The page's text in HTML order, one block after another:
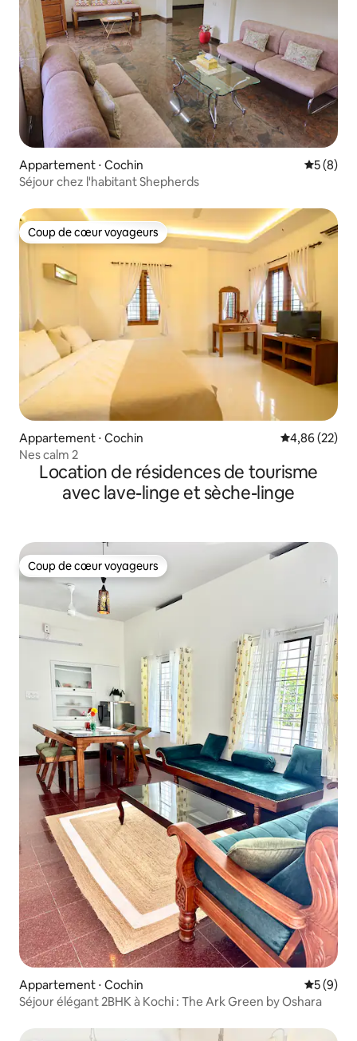
Appartement ⋅ Cochin
5 (8)
Séjour chez l'habitant Shepherds
Coup de cœur voyageurs
Coup de cœur voyageurs
Appartement ⋅ Cochin Évaluation
4,86 (22)
Nes calm 2
Location de résidences de tourisme
avec lave-linge et sèche-linge
Coup de cœur voyageurs
Coup de cœur voyageurs
Appartement ⋅ Cochin
5 (9)
Séjour élégant 2BHK à Kochi : The Ark Green by Oshara